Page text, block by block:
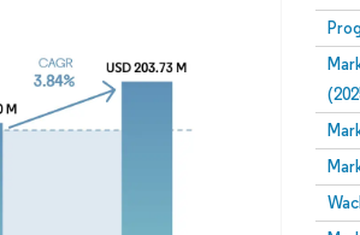
Bild © Mordor Intelligence. Wiederverwendung